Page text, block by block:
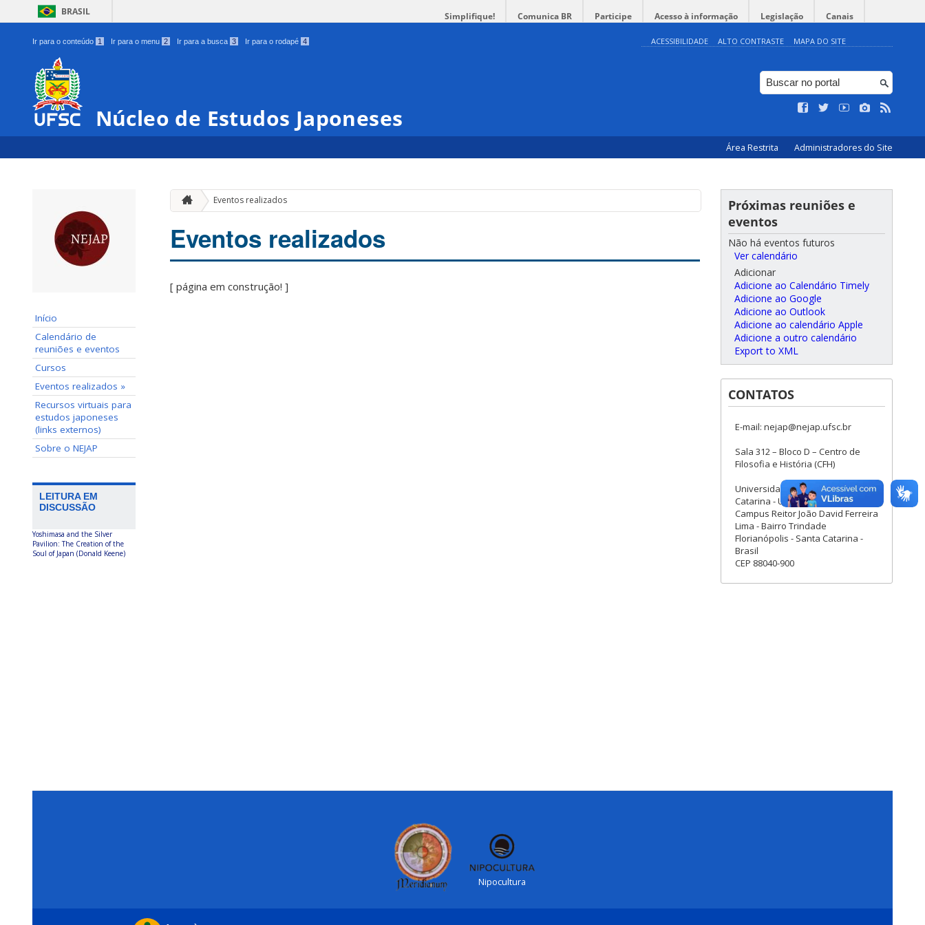
BRASIL Simplifique! Comunica BR Participe Acesso à informação Legislação Canais
Ir para o conteúdo 1 Ir para o menu 2 Ir para a busca 3 Ir para o rodapé 4 ACESSIBILIDADE ALTO CONTRASTE MAPA DO SITE
Núcleo de Estudos Japoneses
Área Restrita Administradores do Site
Início
Calendário de
reuniões e eventos
Cursos
Eventos realizados »
Recursos virtuais para
estudos japoneses
(links externos)
Sobre o NEJAP
LEITURA EM
DISCUSSÃO
Yoshimasa and the Silver
Pavilion: The Creation of the
Soul of Japan (Donald Keene)
Eventos realizados
Eventos realizados
[ página em construção! ]
Próximas reuniões e
eventos
Não há eventos futuros
Ver calendário
Adicionar
Adicione ao Calendário Timely
Adicione ao Google
Adicione ao Outlook
Adicione ao calendário Apple
Adicione a outro calendário
Export to XML
CONTATOS
E-mail: nejap@nejap.ufsc.br
Sala 312 – Bloco D – Centro de
Filosofia e História (CFH)
Universidade Federal de Santa
Catarina - UFSC
Campus Reitor João David Ferreira
Lima - Bairro Trindade
Florianópolis - Santa Catarina -
Brasil
CEP 88040-900
Nipocultura